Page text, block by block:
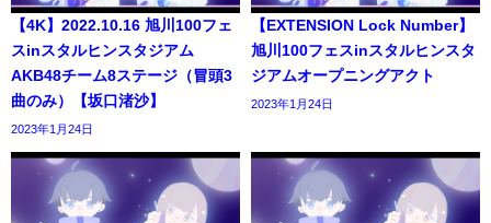
【4K】2022.10.16 旭川100フェ
スinスタルヒンスタジアム
AKB48チーム8ステージ（冒頭3
曲のみ）【坂口渚沙】
2023年1月24日
【EXTENSION Lock Number】
旭川100フェスinスタルヒンスタ
ジアムオープニングアクト
2023年1月24日